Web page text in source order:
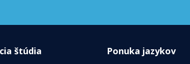
štúdia Ponuka jazykov